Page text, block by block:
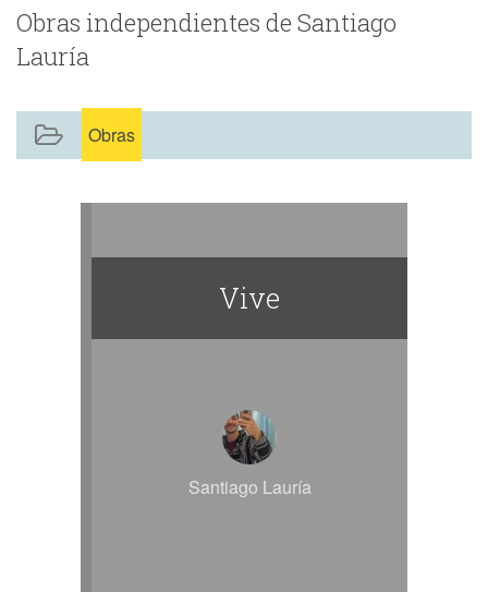
Obras independientes de Santiago
Lauría
Obras
Vive
Santiago Lauría